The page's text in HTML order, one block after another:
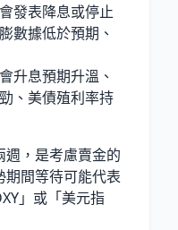
發表降息或停止
數據低於預期、
升息預期升溫、
、美債殖利率持
，是考慮賣金的
期間等待可能代表
」或「美元指